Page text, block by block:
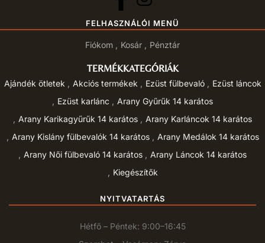
FELHASZNÁLÓI MENÜ
Fiókom Kosár Pénztár
TERMÉKKATEGÓRIÁK
Ajándék ötletek Akciós termékek Ezüst fülbevaló
Ezüst láncok
Ezüst karlánc
Arany Gyűrűk 14 karátos
Arany Karikagyűrűk 14 karátos
Arany Karláncok 14 karátos
Arany Kislány fülbevalók 14 karátos
Arany Medálok 14 karátos
Arany Női fülbevaló 14 karátos
Arany Láncok 14 karátos
Kiegészítők
NYITVATARTÁS
Hétfő – Péntek: 9:00–16:45